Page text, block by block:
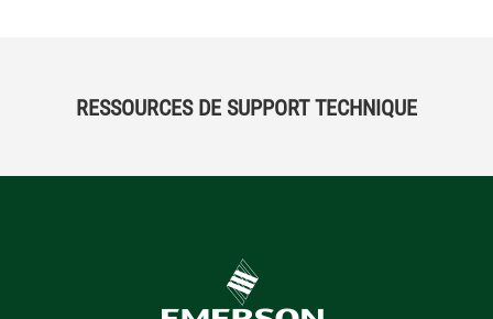
RESSOURCES DE SUPPORT TECHNIQUE